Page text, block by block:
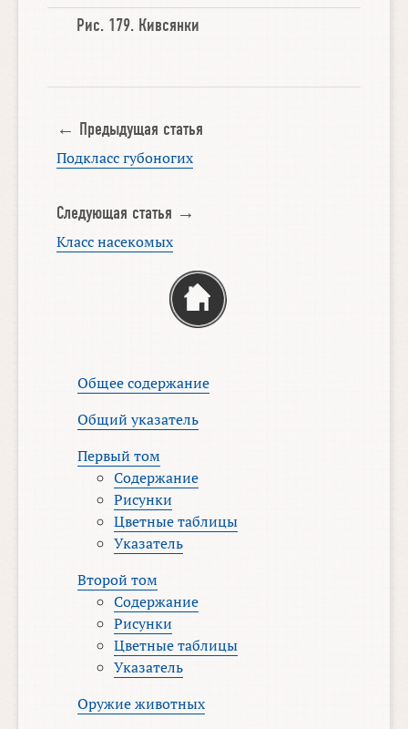
Рис. 179. Кивсянки
← Предыдущая статья
Подкласс губоногих
Следующая статья →
Класс насекомых
Общее содержание
Общий указатель
Первый том
Содержание
Рисунки
Цветные таблицы
Указатель
Второй том
Содержание
Рисунки
Цветные таблицы
Указатель
Оружие животных